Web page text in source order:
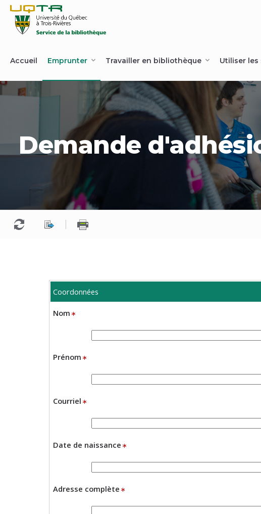
Aller
contenu
Aller
Connexion
Accueil Emprunter Travailler en bibliothèque Utiliser les
Demande
Coordonnées
Nom
Prénom
Courriel
Date de naissance
Adresse complète